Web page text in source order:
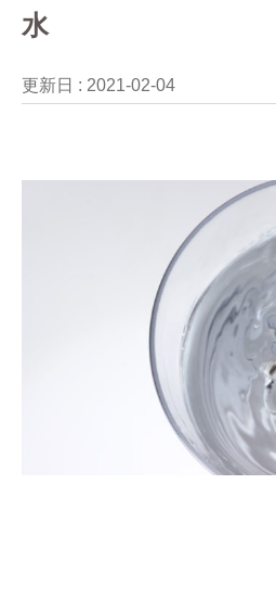
水
更新日 : 2021-02-04